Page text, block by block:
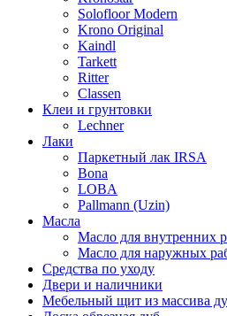
Solofloor Modern
Krono Original
Kaindl
Tarkett
Ritter
Classen
Клеи и грунтовки
Lechner
Лаки
Паркетный лак IRSA
Bona
LOBA
Pallmann (Uzin)
Масла
Масло для внутренних
Масло для наружных
Средства по уходу
Двери и наличники
Мебельный щит из массива